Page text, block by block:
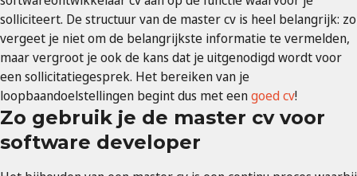
solliciteert. De structuur van de master cv is heel belangrijk: zo
vergeet je niet om de belangrijkste informatie te vermelden,
maar vergroot je ook de kans dat je uitgenodigd wordt voor
een sollicitatiegesprek. Het bereiken van je
loopbaandoelstellingen begint dus met eengoed cv!
Zo gebruik je de master cv voor
software developer